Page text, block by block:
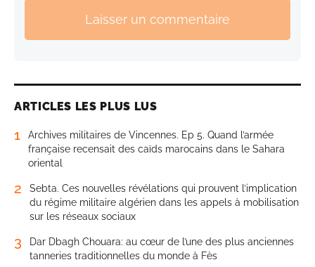
Laisser un commentaire
ARTICLES LES PLUS LUS
1
Archives militaires de Vincennes. Ep 5. Quand l’armée
française recensait des caïds marocains dans le Sahara
oriental
2
Sebta. Ces nouvelles révélations qui prouvent l’implication
du régime militaire algérien dans les appels à mobilisation
sur les réseaux sociaux
3
Dar Dbagh Chouara: au cœur de l’une des plus anciennes
tanneries traditionnelles du monde à Fès